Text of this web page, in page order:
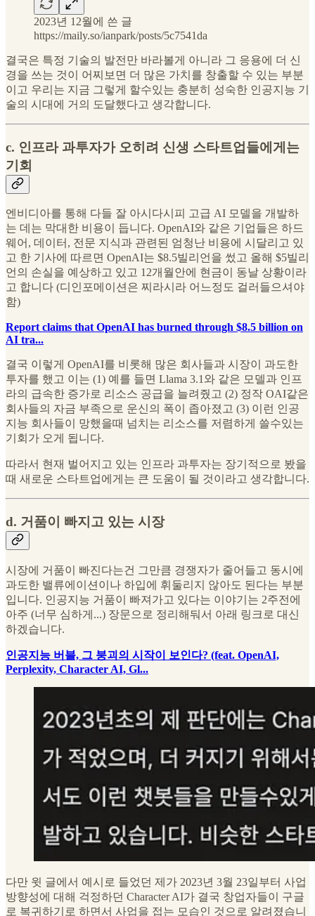
2023년 12월에 쓴 글
https://maily.so/ianpark/posts/5c7541da
결국은 특정 기술의 발전만 바라볼게 아니라 그 응용에 더 신
경을 쓰는 것이 어찌보면 더 많은 가치를 창출할 수 있는 부분
이고 우리는 지금 그렇게 할수있는 충분히 성숙한 인공지능 기
술의 시대에 거의 도달했다고 생각합니다.
c. 인프라 과투자가 오히려 신생 스타트업들에게는
기회
엔비디아를 통해 다들 잘 아시다시피 고급 AI 모델을 개발하
는 데는 막대한 비용이 듭니다. OpenAI와 같은 기업들은 하드
웨어, 데이터, 전문 지식과 관련된 엄청난 비용에 시달리고 있
고 한 기사에 따르면 OpenAI는 $8.5빌리언을 썼고 올해 $5빌리
언의 손실을 예상하고 있고 12개월안에 현금이 동날 상황이라
고 합니다 (디인포메이션은 찌라시라 어느정도 걸러들으셔야
함)
Report claims that OpenAI has burned through $8.5 billion on
AI tra...
결국 이렇게 OpenAI를 비롯해 많은 회사들과 시장이 과도한
투자를 했고 이는 (1) 예를 들면 Llama 3.1와 같은 모델과 인프
라의 급속한 증가로 리소스 공급을 늘려줬고 (2) 정작 OAI같은
회사들의 자금 부족으로 운신의 폭이 좁아졌고 (3) 이런 인공
지능 회사들이 망했을때 넘치는 리소스를 저렴하게 쓸수있는
기회가 오게 됩니다.
따라서 현재 벌어지고 있는 인프라 과투자는 장기적으로 봤을
때 새로운 스타트업에게는 큰 도움이 될 것이라고 생각합니다.
d. 거품이 빠지고 있는 시장
시장에 거품이 빠진다는건 그만큼 경쟁자가 줄어들고 동시에
과도한 밸류에이션이나 하입에 휘둘리지 않아도 된다는 부분
입니다. 인공지능 거품이 빠져가고 있다는 이야기는 2주전에
아주 (너무 심하게...) 장문으로 정리해둬서 아래 링크로 대신
하겠습니다.
인공지능 버블, 그 붕괴의 시작이 보인다? (feat. OpenAI,
Perplexity, Character AI, Gl...
다만 윗 글에서 예시로 들었던 제가 2023년 3월 23일부터 사업
방향성에 대해 걱정하던 Character AI가 결국 창업자들이 구글
로 복귀하기로 하면서 사업을 접는 모습인 것으로 알려졌습니